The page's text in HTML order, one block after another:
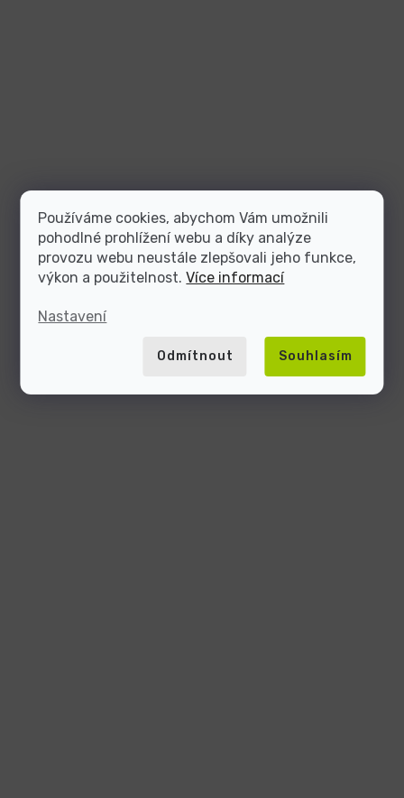
Používáme cookies, abychom Vám umožnili
pohodlné prohlížení webu a díky analýze
provozu webu neustále zlepšovali jeho funkce,
výkon a použitelnost.Více informací
Nastavení
Odmítnout Souhlasím